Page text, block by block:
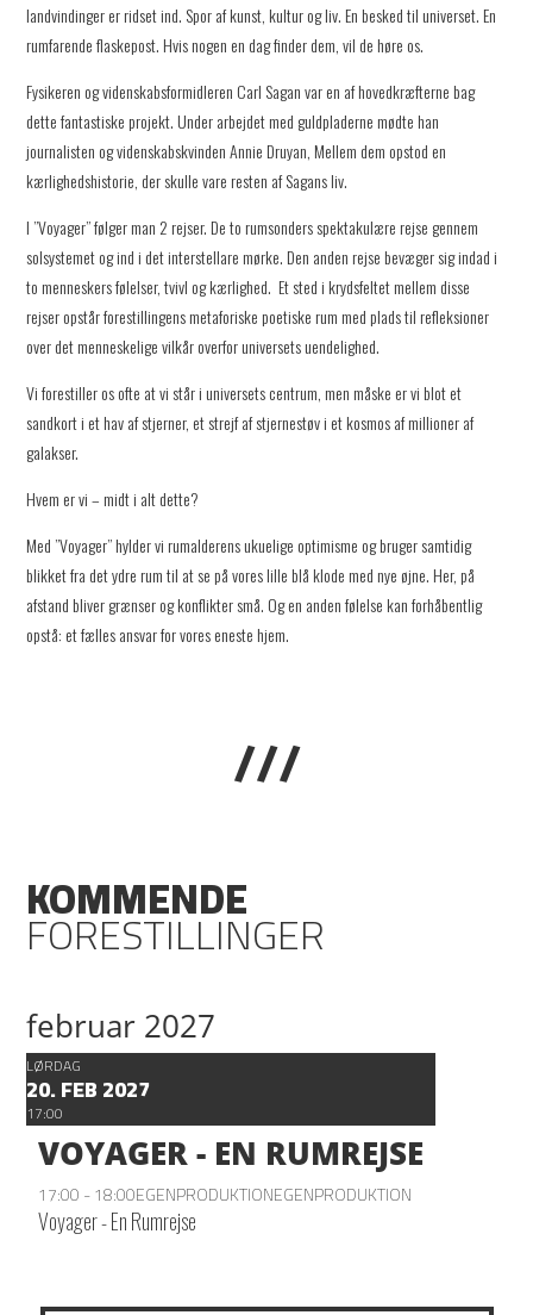
landvindinger er ridset ind. Spor af kunst, kultur og liv. En besked til universet. En
rumfarende flaskepost. Hvis nogen en dag finder dem, vil de høre os.
Fysikeren og videnskabsformidleren Carl Sagan var en af hovedkræfterne bag
dette fantastiske projekt. Under arbejdet med guldpladerne mødte han
journalisten og videnskabskvinden Annie Druyan, Mellem dem opstod en
kærlighedshistorie, der skulle vare resten af Sagans liv.
I ”Voyager” følger man 2 rejser. De to rumsonders spektakulære rejse gennem
solsystemet og ind i det interstellare mørke. Den anden rejse bevæger sig indad i
to menneskers følelser, tvivl og kærlighed. Et sted i krydsfeltet mellem disse
rejser opstår forestillingens metaforiske poetiske rum med plads til refleksioner
over det menneskelige vilkår overfor universets uendelighed.
Vi forestiller os ofte at vi står i universets centrum, men måske er vi blot et
sandkort i et hav af stjerner, et strejf af stjernestøv i et kosmos af millioner af
galakser.
Hvem er vi – midt i alt dette?
Med ”Voyager” hylder vi rumalderens ukuelige optimisme og bruger samtidig
blikket fra det ydre rum til at se på vores lille blå klode med nye øjne. Her, på
afstand bliver grænser og konflikter små. Og en anden følelse kan forhåbentlig
opstå: et fælles ansvar for vores eneste hjem.
///
KOMMENDE
FORESTILLINGER
februar 2027
LØRDAG
20. FEB 2027
17:00
VOYAGER - EN RUMREJSE
17:00 - 18:00EGENPRODUKTIONEGENPRODUKTION
Voyager - En Rumrejse